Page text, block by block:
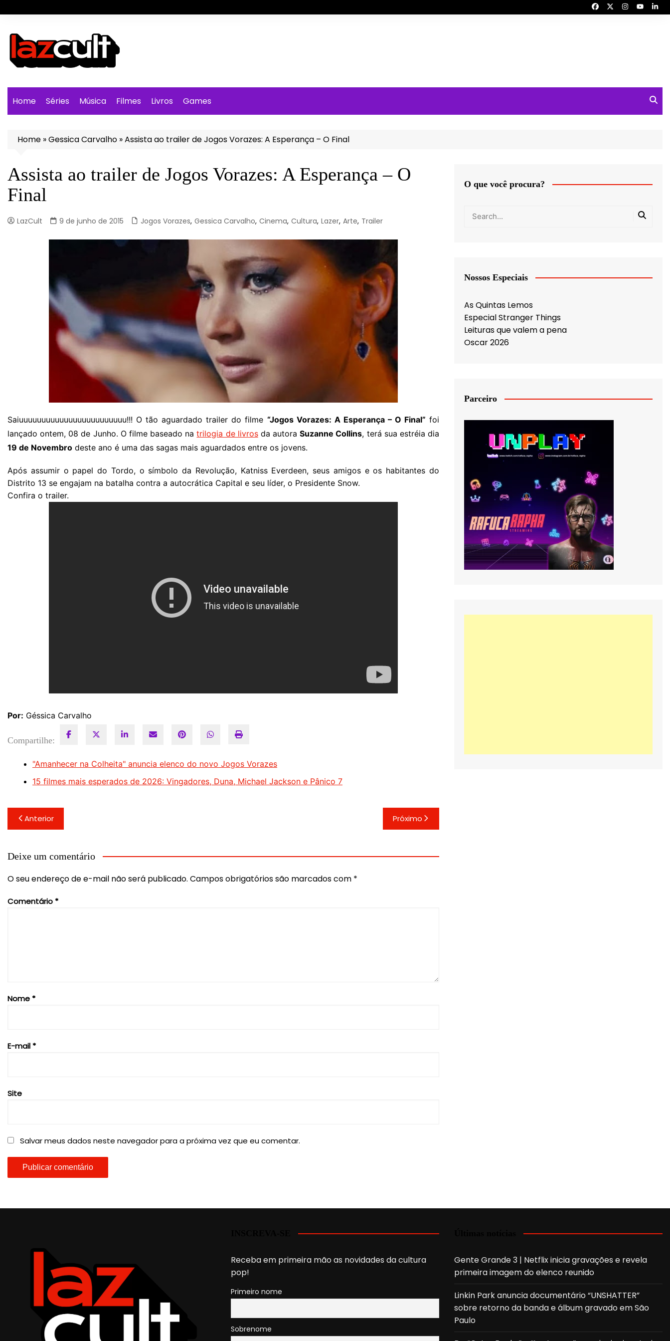
para
conteúdo
Home Séries Música Filmes Livros Games
Home »Gessica Carvalho »Assista ao trailer de Jogos Vorazes: A Esperança – O Final
Assista ao trailer de Jogos Vorazes: A Esperança – O
Final
LazCult 9 de junho de 2015 Jogos Vorazes, Gessica Carvalho, Cinema, Cultura, Lazer, Arte, Trailer
Saiuuuuuuuuuuuuuuuuuuuuuuuu!!! O tão aguardado trailer do filme “Jogos Vorazes: A Esperança – O Final” foi
lançado ontem, 08 de Junho. O filme baseado natrilogia de livrosda autoraSuzanne Collins, terá sua estréia dia
19 de Novembro deste ano é uma das sagas mais aguardados entre os jovens.
Após assumir o papel do Tordo, o símbolo da Revolução, Katniss Everdeen, seus amigos e os habitantes do
Distrito 13 se engajam na batalha contra a autocrática Capital e seu líder, o Presidente Snow.
Confira o trailer.
Por: Géssica Carvalho
Compartilhe:
"Amanhecer na Colheita" anuncia elenco do novo Jogos Vorazes
15 filmes mais esperados de 2026: Vingadores, Duna, Michael Jackson e Pânico 7
Navegação
de
Post
Anterior Próximo
Deixe um comentário
O seu endereço de e-mail não será publicado. Campos obrigatórios são marcados com *
Comentário *
Nome *
E-mail *
Site
Salvar meus dados neste navegador para a próxima vez que eu comentar.
O que você procura?
Nossos Especiais
As Quintas Lemos
Especial Stranger Things
Leituras que valem a pena
Oscar 2026
Parceiro
Receba em primeira mão as novidades da cultura
pop!
Primeiro nome
Sobrenome
Gente Grande 3 | Netflix inicia gravações e revela
primeira imagem do elenco reunido
Linkin Park anuncia documentário “UNSHATTER”
sobre retorno da banda e álbum gravado em São
Paulo